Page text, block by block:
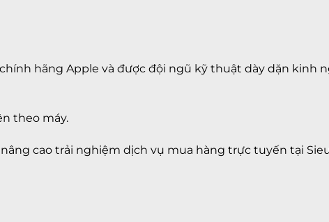
hãng Apple và được đội ngũ kỹ thuật dày dặn kinh
theo máy.
cao trải nghiệm dịch vụ mua hàng trực tuyến tại